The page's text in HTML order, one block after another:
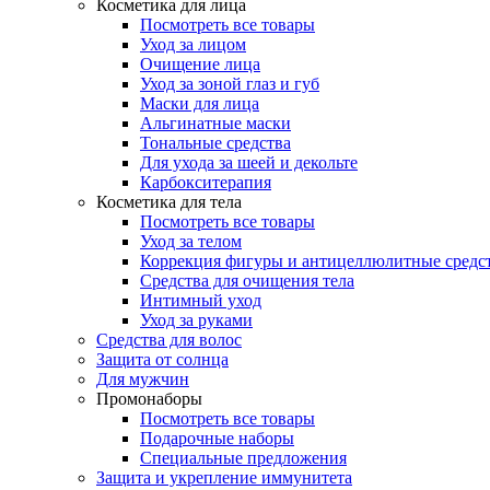
Косметика для лица
Посмотреть все товары
Уход за лицом
Очищение лица
Уход за зоной глаз и губ
Маски для лица
Альгинатные маски
Тональные средства
Для ухода за шеей и декольте
Карбокситерапия
Косметика для тела
Посмотреть все товары
Уход за телом
Коррекция фигуры и антицеллюлитные
Средства для очищения тела
Интимный уход
Уход за руками
Средства для волос
Защита от солнца
Для мужчин
Промонаборы
Посмотреть все товары
Подарочные наборы
Специальные предложения
Защита и укрепление иммунитета